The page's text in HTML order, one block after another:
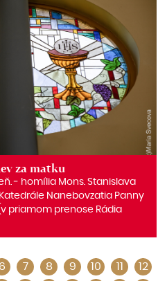
za matku
‒ homília Mons. Stanislava
Nanebovzatia Panny
priamom prenose Rádia
6 7 8 9 10 11
12